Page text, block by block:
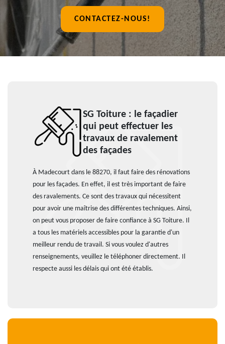
CONTACTEZ-NOUS!
SG Toiture : le façadier
qui peut effectuer les
travaux de ravalement
des façades
À Madecourt dans le 88270, il faut faire des rénovations
pour les façades. En effet, il est très important de faire
des ravalements. Ce sont des travaux qui nécessitent
pour avoir une maîtrise des différentes techniques. Ainsi,
on peut vous proposer de faire confiance à SG Toiture. Il
a tous les matériels accessibles pour la garantie d'un
meilleur rendu de travail. Si vous voulez d'autres
renseignements, veuillez le téléphoner directement. Il
respecte aussi les délais qui ont été établis.